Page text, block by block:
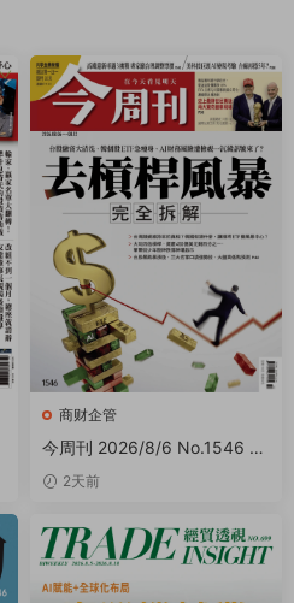
商财企管
今周刊 2026/8/6 No.1546 P
DF 2天前